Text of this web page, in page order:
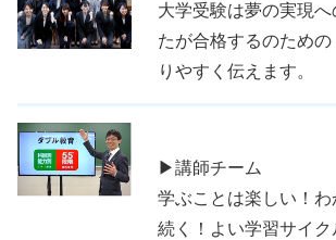
大学受験は夢の実現
たが合格するのため
りやすく伝えます。
▶講師チーム
学ぶことは楽しい！
続く！よい学習サイ